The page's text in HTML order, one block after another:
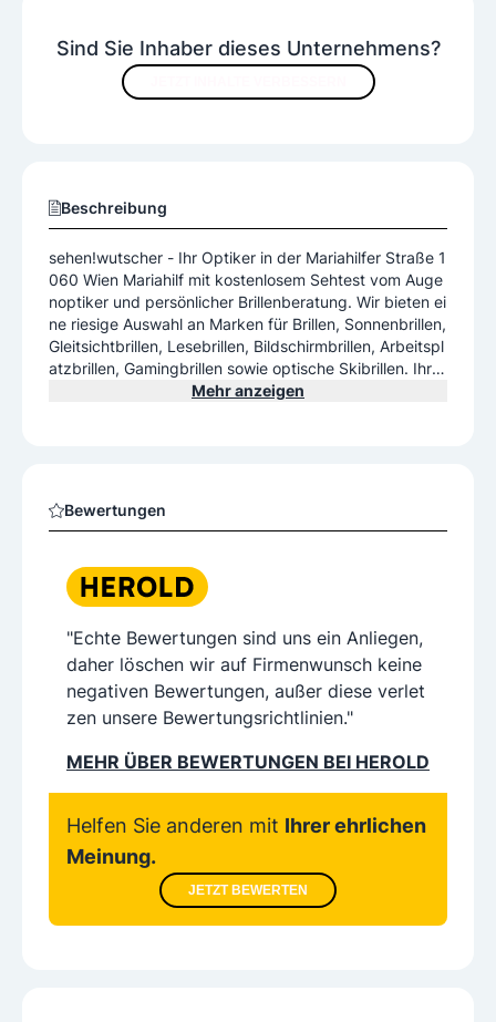
Sind Sie Inhaber dieses Unternehmens?
Beschreibung
sehen!wutscher - Ihr Optiker in der Mariahilfer Straße 1
060 Wien Mariahilf mit kostenlosem Sehtest vom Auge
noptiker und persönlicher Brillenberatung. Wir bieten ei
ne riesige Auswahl an Marken für Brillen, Sonnenbrillen,
Gleitsichtbrillen, Lesebrillen, Bildschirmbrillen, Arbeitspl
atzbrillen, Gamingbrillen sowie optische Skibrillen. Ihr A
nsprechpartner für die Anpassung von Kontaktlinsen.
e als Österreichs Service Champion mit Zufriedenheits
garantie. Termin gleich online buchen für bestes Sehen
Mehr anzeigen
Bewertungen
"Echte Bewertungen sind uns ein Anliegen,
daher löschen wir auf Firmenwunsch keine
negativen Bewertungen, außer diese verlet
zen unsere Bewertungsrichtlinien."
MEHR ÜBER BEWERTUNGEN BEI HEROLD
Helfen Sie anderen mit Ihrer ehrlichen
Meinung.
JETZT BEWERTEN